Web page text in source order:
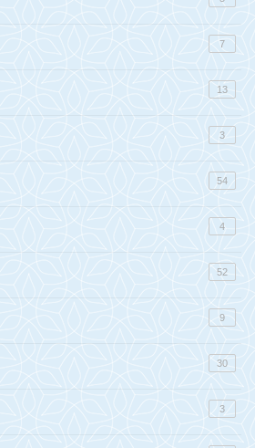
7
13
3
54
4
52
9
30
3